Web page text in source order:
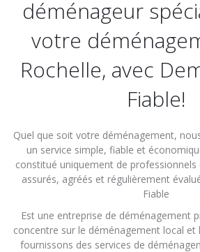
déménageur
votre
Rochelle, avec
Fiable!
Quel que soit votre déménagement,
un service simple, fiable et
constitué uniquement de
assurés, agréés et régulièrement
Fiable
Est une entreprise de déménagement
concentre sur le déménagement local et
fournissons des services de